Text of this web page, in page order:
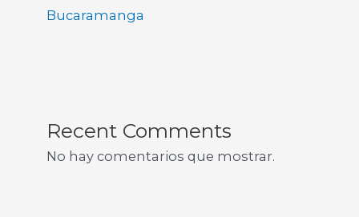
Bucaramanga
Recent Comments
No hay comentarios que mostrar.